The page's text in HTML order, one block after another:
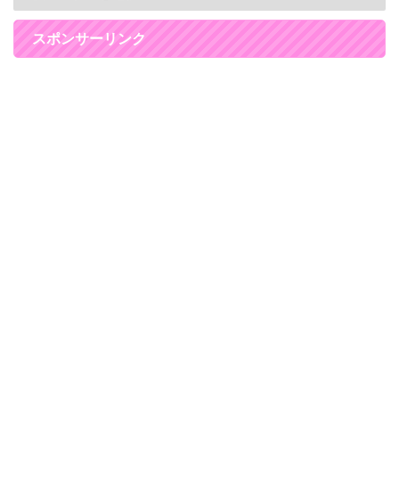
スポンサーリンク